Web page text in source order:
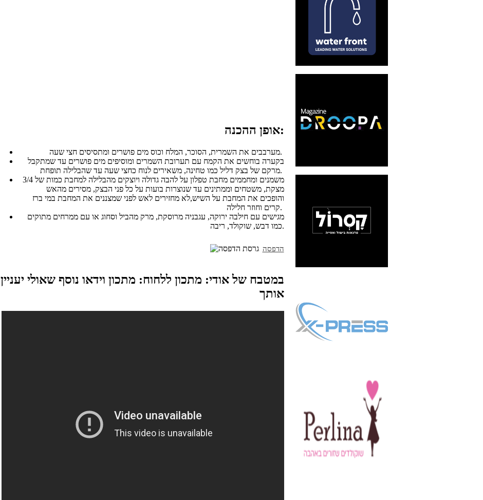
אופן ההכנה:
מערבבים את השמרית, הסוכר, המלח וכוס מים פושרים ומתסיסים חצי שעה.
בקערה בוחשים את הקמח עם תערובת השמרים ומוסיפים מים פושרים עד שמתקבל
מרקם של בצק דליל כמו טחינה, משאירים לנוח כחצי שעה עד שהבלילה תופחת.
משמנים ומחממים מחבת טפלון על להבה גדולה ויוצקים מהבלילה למחבת כמות של 3/4
מצקת, משטחים וממתינים עד שנוצרות בועות על כל פני הבצק, מסירים מהאש
והופכים את המחבת על השיש,לא מחזירים לאש לפני שמצננים את המחבת במי ברז
קרים וחוזר חלילה.
מגישים עם חילבה ירוקה, עגבניה מרוסקת, מרק מהביל וסחוג או עם ממרחים מתוקים
כמו דבש, שוקולד, ריבה.
הדפסה
במטבח של אודי: מתכון ללחוח: מתכון וידאו נוסף שאולי יעניין
אותך